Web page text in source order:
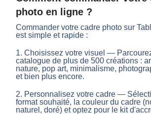
photo en ligne ?
Commander votre cadre photo sur
est simple et rapide :
1. Choisissez votre visuel —
catalogue de plus de 500 créations :
nature, pop art, minimalisme,
et bien plus encore.
2. Personnalisez votre cadre —
format souhaité, la couleur du cadre
naturel, doré) et optez pour le kit